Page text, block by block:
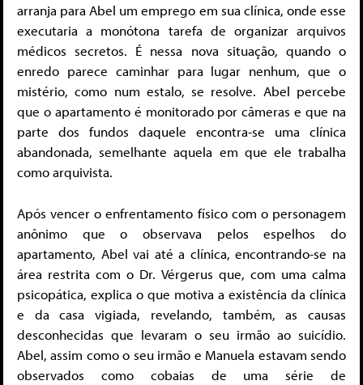
arranja para Abel um emprego em sua clínica, onde esse
executaria a monótona tarefa de organizar arquivos
médicos secretos. É nessa nova situação, quando o
enredo parece caminhar para lugar nenhum, que o
mistério, como num estalo, se resolve. Abel percebe
que o apartamento é monitorado por câmeras e que na
parte dos fundos daquele encontra-se uma clínica
abandonada, semelhante aquela em que ele trabalha
como arquivista.
Após vencer o enfrentamento físico com o personagem
anônimo que o observava pelos espelhos do
apartamento, Abel vai até a clínica, encontrando-se na
área restrita com o Dr. Vérgerus que, com uma calma
psicopática, explica o que motiva a existência da clínica
e da casa vigiada, revelando, também, as causas
desconhecidas que levaram o seu irmão ao suicídio.
Abel, assim como o seu irmão e Manuela estavam sendo
observados como cobaias de uma série de